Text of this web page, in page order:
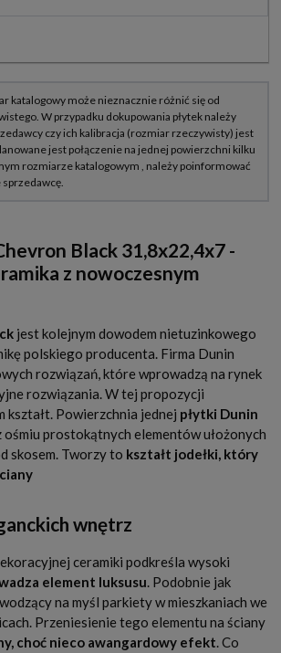
Black 31,8x22,4x7 -
z nowoczesnym
jest kolejnym dowodem nietuzinkowego
polskiego producenta. Firma Dunin
rozwiązań, które wprowadzą na rynek
rozwiązania. W tej propozycji
kształt. Powierzchnia jednej płytki Dunin
ośmiu prostokątnych elementów ułożonych
skosem. Tworzy to kształt jodełki, który
wnętrz
ceramiki podkreśla wysoki
element luksusu. Podobnie jak
na myśl parkiety w mieszkaniach we
Przeniesienie tego elementu na ściany
choć nieco awangardowy efekt. Co